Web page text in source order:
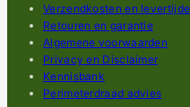
Verzendkosten en
Retouren en garantie
Algemene voorwaarden
Privacy en Disclaimer
Kennisbank
Perimeterdraad advies